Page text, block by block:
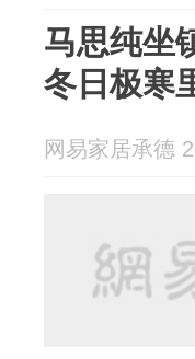
马思纯坐
冬日极寒
网易家居承德